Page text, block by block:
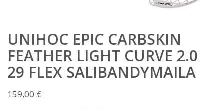
UNIHOC EPIC CARBSKIN
FEATHER LIGHT CURVE 2.0
29 FLEX SALIBANDYMAILA
159,00 €